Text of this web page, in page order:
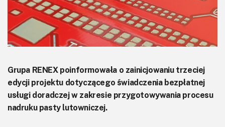
Do pobrania
Grupa RENEX poinformowała o zainicjowaniu trzeciej
edycji projektu dotyczącego świadczenia bezpłatnej
usługi doradczej w zakresie przygotowywania procesu
nadruku pasty lutowniczej.